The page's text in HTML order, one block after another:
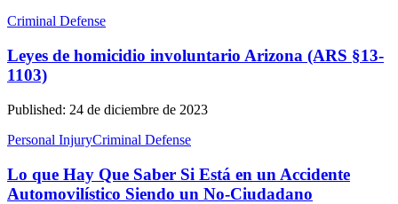
Criminal Defense
Leyes de homicidio involuntario Arizona (ARS §13-
1103)
Published: 24 de diciembre de 2023
Personal InjuryCriminal Defense
Lo que Hay Que Saber Si Está en un Accidente
Automovilístico Siendo un No-Ciudadano